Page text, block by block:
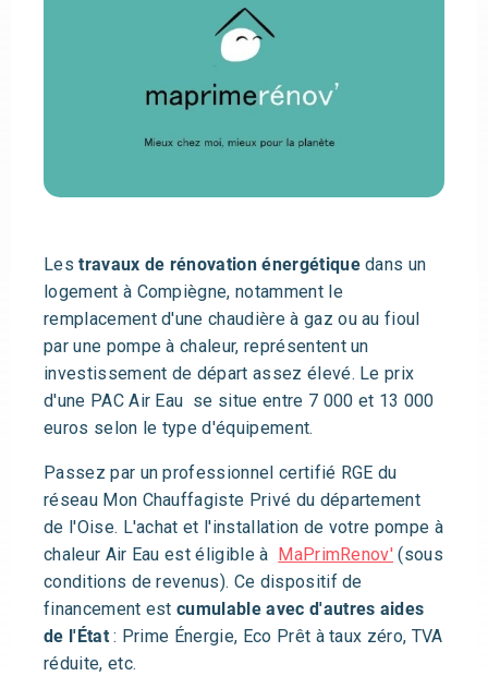
Lestravaux de rénovation énergétiquedans un
logement à Compiègne, notamment le
remplacement d'une chaudière à gaz ou au fioul
par une pompe à chaleur, représentent un
investissement de départ assez élevé. Le prix
d'une PAC Air Eau se situe entre 7 000 et 13 000
euros selon le type d'équipement.
Passez par un professionnel certifié RGE du
réseau Mon Chauffagiste Privé du département
de l'Oise. L'achat et l'installation de votre pompe à
chaleur Air Eau est éligible à
MaPrimRenov' (sous
conditions de revenus). Ce dispositif de
financement estcumulable avec d'autres aides
de l'État: Prime Énergie, Eco Prêt à taux zéro, TVA
réduite, etc.